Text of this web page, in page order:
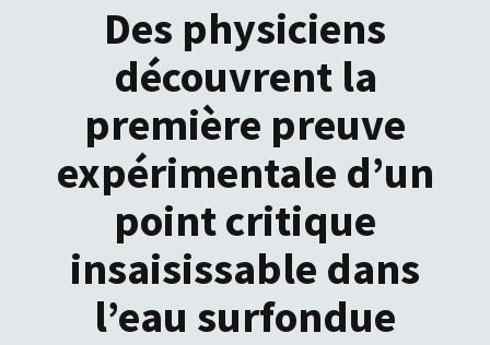
Des physiciens
découvrent la
première preuve
expérimentale d’un
point critique
insaisissable dans
l’eau surfondue